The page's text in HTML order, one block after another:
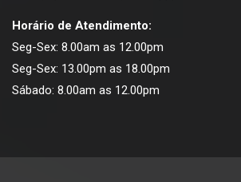
Horário de Atendimento:
Seg-Sex: 8.00am as 12.00pm
Seg-Sex: 13.00pm as 18.00pm
Sábado: 8.00am as 12.00pm